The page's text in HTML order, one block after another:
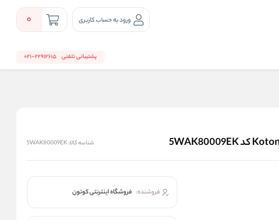
ورود به حساب کاربری 0
پشتیبانی تلفنی 22912615-021
شناسه کالا:5WAK80009EK
فروشنده: فروشگاه اینترنتی کوتون